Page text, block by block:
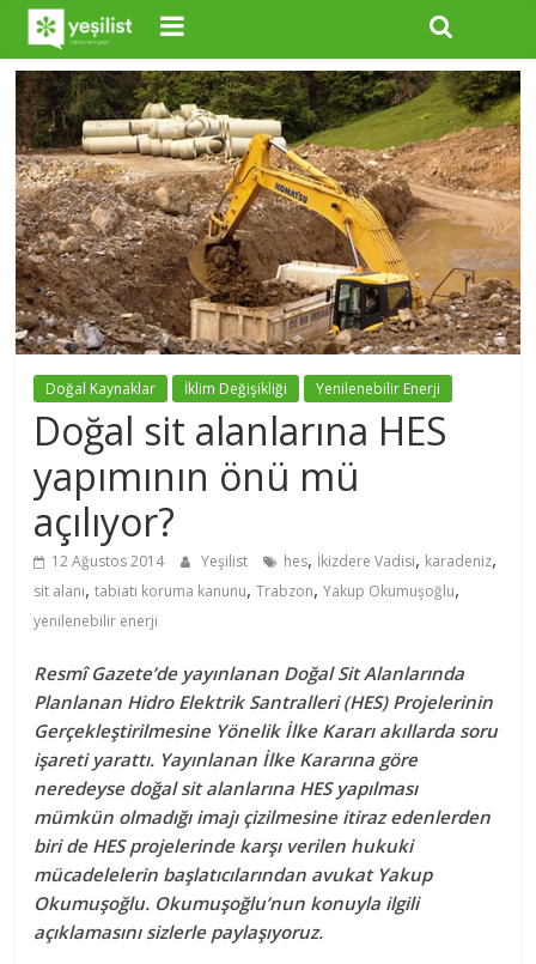
Doğal Kaynaklar İklim Değişikliği Yenilenebilir Enerji
Doğal sit alanlarına HES
yapımının önü mü
açılıyor?
12 Ağustos 2014 Yeşilist hes, İkizdere Vadisi, karadeniz,
sit alanı,tabiatı koruma kanunu,Trabzon,Yakup Okumuşoğlu,
yenilenebilir enerji
Resmî Gazete’de yayınlanan Doğal Sit Alanlarında
Planlanan Hidro Elektrik Santralleri (HES) Projelerinin
Gerçekleştirilmesine Yönelik İlke Kararı akıllarda soru
işareti yarattı. Yayınlanan İlke Kararına göre
neredeyse doğal sit alanlarına HES yapılması
mümkün olmadığı imajı çizilmesine itiraz edenlerden
biri de HES projelerinde karşı verilen hukuki
mücadelelerin başlatıcılarından avukat Yakup
Okumuşoğlu. Okumuşoğlu’nun konuyla ilgili
açıklamasını sizlerle paylaşıyoruz.